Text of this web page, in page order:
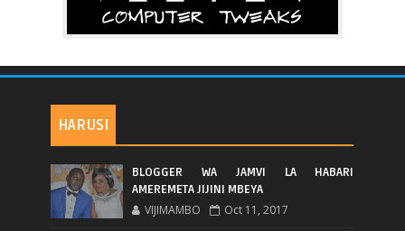
HARUSI
BLOGGER WA JAMVI LA HABARI
AMEREMETA JIJINI MBEYA
VIJIMAMBO Oct 11, 2017